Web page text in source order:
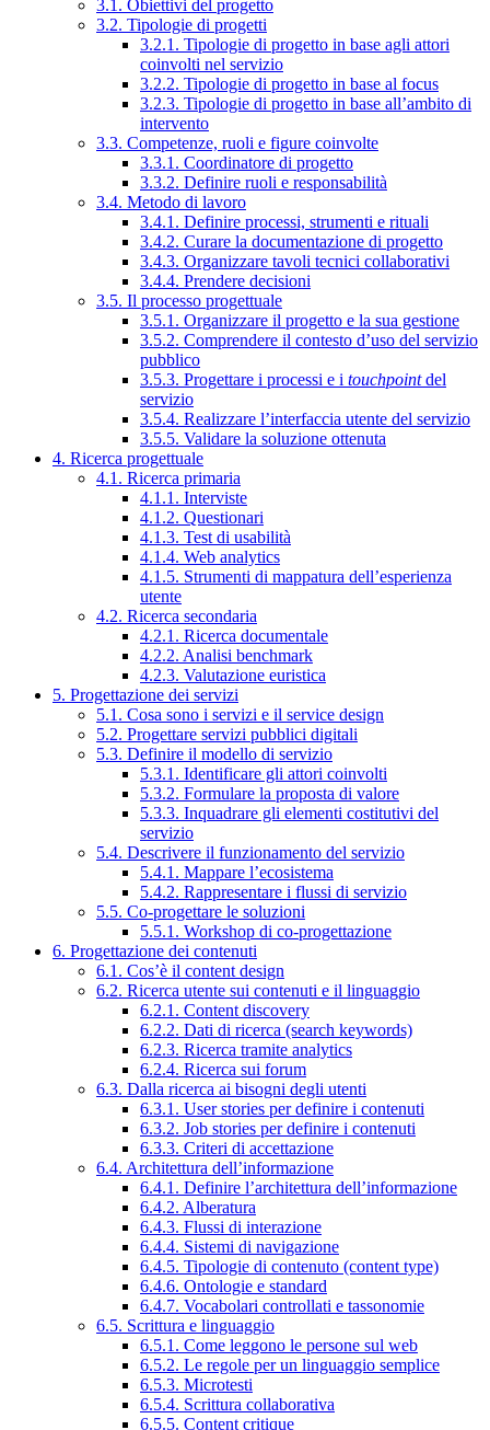
3.1. Obiettivi del progetto
3.2. Tipologie di progetti
3.2.1. Tipologie di progetto in base agli attori
coinvolti nel servizio
3.2.2. Tipologie di progetto in base al focus
3.2.3. Tipologie di progetto in base all’ambito di
intervento
3.3. Competenze, ruoli e figure coinvolte
3.3.1. Coordinatore di progetto
3.3.2. Definire ruoli e responsabilità
3.4. Metodo di lavoro
3.4.1. Definire processi, strumenti e rituali
3.4.2. Curare la documentazione di progetto
3.4.3. Organizzare tavoli tecnici collaborativi
3.4.4. Prendere decisioni
3.5. Il processo progettuale
3.5.1. Organizzare il progetto e la sua gestione
3.5.2. Comprendere il contesto d’uso del servizio
pubblico
3.5.3. Progettare i processi e i touchpointdel
servizio
3.5.4. Realizzare l’interfaccia utente del servizio
3.5.5. Validare la soluzione ottenuta
4. Ricerca progettuale
4.1. Ricerca primaria
4.1.1. Interviste
4.1.2. Questionari
4.1.3. Test di usabilità
4.1.4. Web analytics
4.1.5. Strumenti di mappatura dell’esperienza
utente
4.2. Ricerca secondaria
4.2.1. Ricerca documentale
4.2.2. Analisi benchmark
4.2.3. Valutazione euristica
5. Progettazione dei servizi
5.1. Cosa sono i servizi e il service design
5.2. Progettare servizi pubblici digitali
5.3. Definire il modello di servizio
5.3.1. Identificare gli attori coinvolti
5.3.2. Formulare la proposta di valore
5.3.3. Inquadrare gli elementi costitutivi del
servizio
5.4. Descrivere il funzionamento del servizio
5.4.1. Mappare l’ecosistema
5.4.2. Rappresentare i flussi di servizio
5.5. Co-progettare le soluzioni
5.5.1. Workshop di co-progettazione
6. Progettazione dei contenuti
6.1. Cos’è il content design
6.2. Ricerca utente sui contenuti e il linguaggio
6.2.1. Content discovery
6.2.2. Dati di ricerca (search keywords)
6.2.3. Ricerca tramite analytics
6.2.4. Ricerca sui forum
6.3. Dalla ricerca ai bisogni degli utenti
6.3.1. User stories per definire i contenuti
6.3.2. Job stories per definire i contenuti
6.3.3. Criteri di accettazione
6.4. Architettura dell’informazione
6.4.1. Definire l’architettura dell’informazione
6.4.2. Alberatura
6.4.3. Flussi di interazione
6.4.4. Sistemi di navigazione
6.4.5. Tipologie di contenuto (content type)
6.4.6. Ontologie e standard
6.4.7. Vocabolari controllati e tassonomie
6.5. Scrittura e linguaggio
6.5.1. Come leggono le persone sul web
6.5.2. Le regole per un linguaggio semplice
6.5.3. Microtesti
6.5.4. Scrittura collaborativa
6.5.5. Content critique